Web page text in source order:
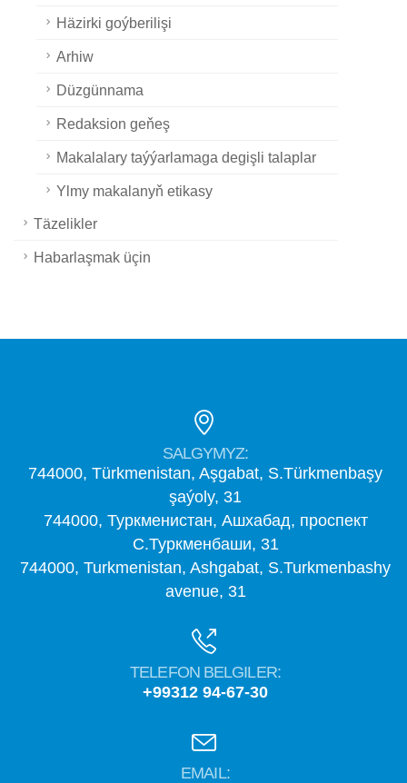
Häzirki goýberilişi
Arhiw
Düzgünnama
Redaksion geňeş
Makalalary taýýarlamaga degişli talaplar
Ylmy makalanyň etikasy
Täzelikler
Habarlaşmak üçin
SALGYMYZ:
744000, Türkmenistan, Aşgabat, S.Türkmenbaşy
şaýoly, 31
744000, Туркменистан, Ашхабад, проспект
С.Туркменбаши, 31
744000, Turkmenistan, Ashgabat, S.Turkmenbashy
avenue, 31
TELEFON BELGILER:
+99312 94-67-30
EMAIL: